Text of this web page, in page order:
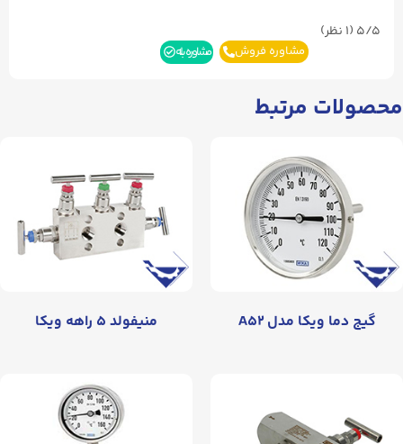
5/5 (۱ نظر)
مشاوره فروش مشاوره بله
محصولات مرتبط
گیج دما ویکا مدل A۵۲ منیفولد ۵ راهه ویکا